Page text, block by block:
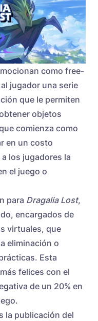
como free-
jugador una serie
que le permiten
objetos
comienza como
en un costo
los jugadores la
el juego o
para Dragalia Lost,
encargados de
virtuales, que
eliminación o
Esta
felices con el
de un 20% en
la publicación del